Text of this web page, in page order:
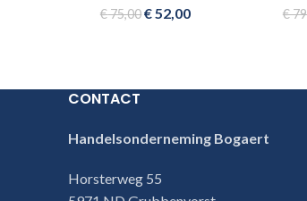
€75,00€ 52,00 €
CONTACT
Handelsonderneming Bogaert
Horsterweg 55